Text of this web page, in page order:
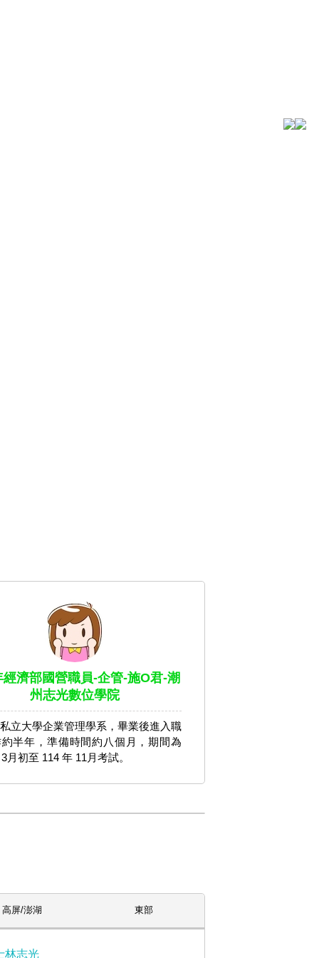
經濟部國營職員-企管-施O君-潮
州志光數位學院
立⼤學企業管理學系，畢業後進入職
半年，準備時間約八個月，期間為
月初至 114 年 11月考試。
高屏/澎湖 東部
林志光